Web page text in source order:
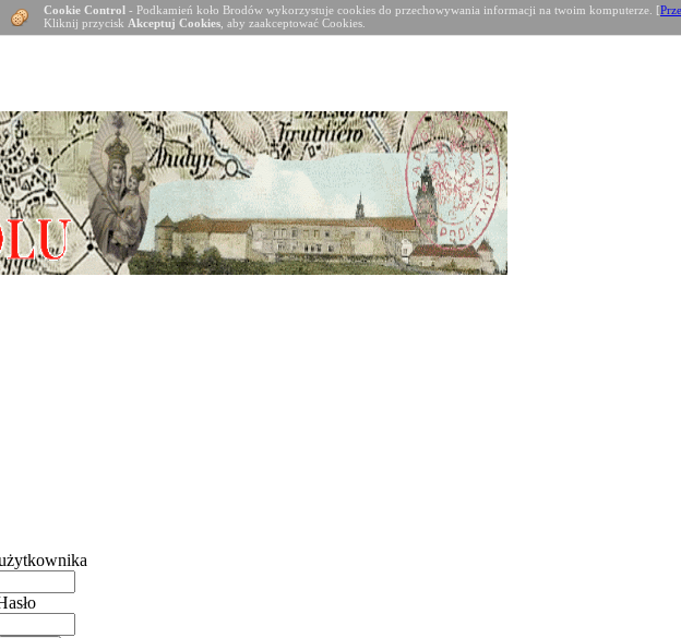
Cookie Control - Podkamień koło Brodów wykorzystuje cookies do przechowywania informacji na twoim komputerze. [
Kliknij przycisk Akceptuj Cookies , aby zaakceptować Cookies.